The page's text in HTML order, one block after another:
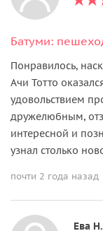
Понравилось,
Ачи Тотто
удовольствием
дружелюбным,
интересной и
узнал столько
почти 2 года назад
Ева Н.